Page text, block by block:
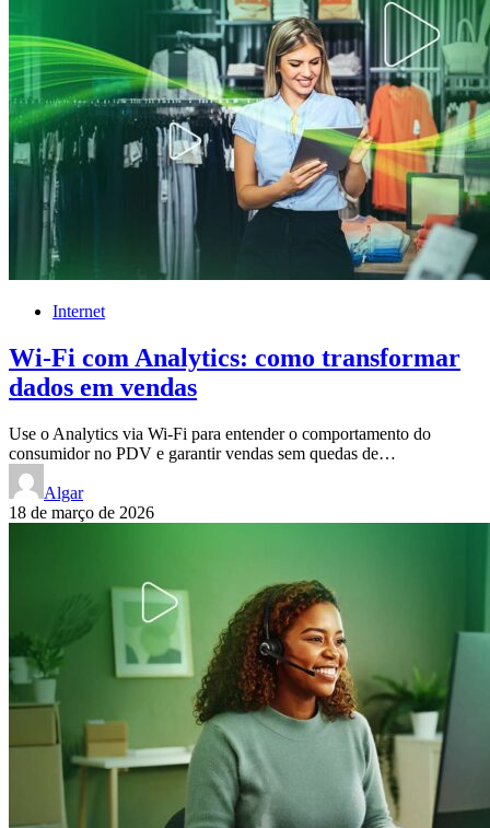
Internet
Wi-Fi com Analytics: como transformar
dados em vendas
Use o Analytics via Wi-Fi para entender o comportamento do
consumidor no PDV e garantir vendas sem quedas de…
Algar
18 de março de 2026